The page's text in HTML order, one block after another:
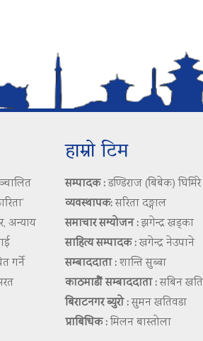
अन्याय
गर्ने
हाम्रो टिम
सम्पादक :डण्डिराज (बिबेक) घिमिरे
व्यवस्थापक:सरिता दङ्गाल
समाचार सम्योजन :झगेन्द्र खड्का
साहित्य सम्पादक :खगेन्द्र नेउपाने
सम्बाददाता :शान्ति सुब्बा
काठमाडौं सम्बाददाता :सबिन
बिराटनगर ब्युरो :सुमन खतिवडा
प्राबिधिक :मिलन बास्तोला